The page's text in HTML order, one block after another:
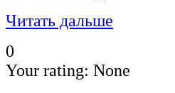
Читать дальше
0
Your rating: None